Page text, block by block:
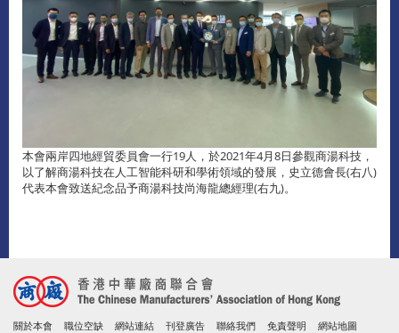
本會兩岸四地經貿委員會一行19人，於2021年4月8日參觀商湯科技，
以了解商湯科技在人工智能科研和學術領域的發展，史立德會長(右八)
代表本會致送紀念品予商湯科技尚海龍總經理(右九)。
關於本會 職位空缺 網站連結 刊登廣告 聯絡我們 免責聲明 網站地圖